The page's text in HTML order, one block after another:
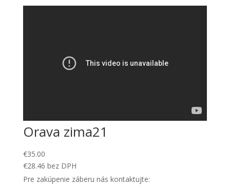
Orava zima21
€35.00
€28.46 bez DPH
Pre zakúpenie záberu nás kontaktujte: